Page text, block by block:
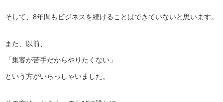
そして、 8年間もビジネスを続けることはできていないと思います。
また、以前、
「集客が苦手だからやりたくない」
という方がいらっしゃいました。